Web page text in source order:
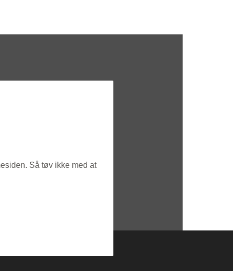
Så tøv ikke med at